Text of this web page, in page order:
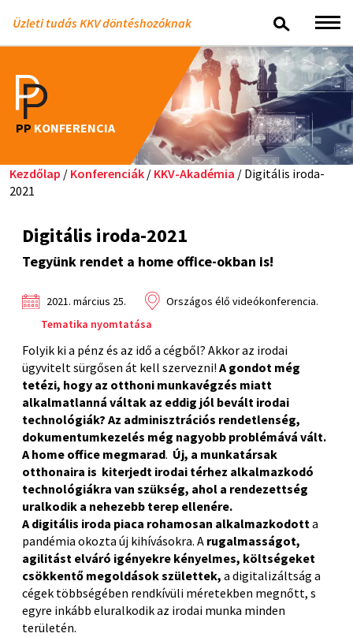
Üzleti tudás KKV döntéshozóknak
PP KONFERENCIA
Kezdőlap / Konferenciák / KKV-Akadémia / Digitális iroda-
2021
Digitális iroda-2021
Tegyünk rendet a home office-okban is!
2021. március 25.
Országos élő videókonferencia.
Tematika nyomtatása
Folyik ki a pénz és az idő a cégből? Akkor az irodai
ügyvitelt sürgősen át kell szervezni! A gondot még
tetézi, hogy az otthoni munkavégzés miatt
alkalmatlanná váltak az eddig jól bevált irodai
technológiák? Az adminisztrációs rendetlenség,
dokumentumkezelés még nagyobb problémává vált.
A home office megmarad. Új, a munkatársak
otthonaira is kiterjedt irodai térhez alkalmazkodó
technológiákra van szükség, ahol a rendezettség
uralkodik a nehezebb terep ellenére.
A digitális iroda piaca rohamosan alkalmazkodotta
pandémia okozta új kihívásokra. A rugalmasságot,
agilitást elváró igényekre kényelmes, költségeket
csökkentő megoldások születtek, a digitalizáltság a
cégek többségében rendkívüli méretekben megnőtt, s
egyre inkább eluralkodik az irodai munka minden
területén.